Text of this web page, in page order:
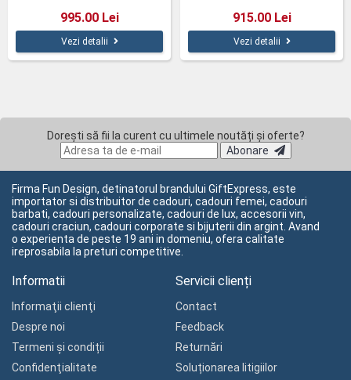
995.00 Lei
Vezi detalii
915.00 Lei
Vezi detalii
Dorești să fii la curent cu ultimele noutăți și oferte?
Abonare
Firma Fun Design, detinatorul brandului GiftExpress, este
importator si distribuitor de cadouri, cadouri femei, cadouri
barbati, cadouri personalizate, cadouri de lux, accesorii vin,
cadouri craciun, cadouri corporate si bijuterii din argint. Avand
o experienta de peste 19 ani in domeniu, ofera calitate
ireprosabila la preturi competitive.
Informatii
Informaţii clienţi
Despre noi
Termeni și condiții
Confidenţialitate
Servicii clienți
Contact
Feedback
Returnări
Soluționarea litigiilor